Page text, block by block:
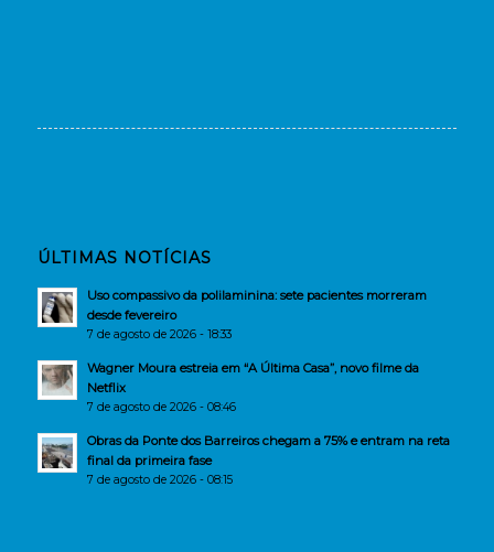
ÚLTIMAS NOTÍCIAS
Uso compassivo da polilaminina: sete pacientes morreram
desde fevereiro
7 de agosto de 2026 - 18:33
Wagner Moura estreia em “A Última Casa”, novo filme da
Netflix
7 de agosto de 2026 - 08:46
Obras da Ponte dos Barreiros chegam a 75% e entram na reta
final da primeira fase
7 de agosto de 2026 - 08:15